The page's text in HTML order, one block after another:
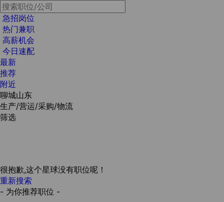
急招岗位
热门兼职
高薪机会
今日速配
最新
推荐
附近
聊城山东
生产/营运/采购/物流
筛选
很抱歉,这个星球没有职位呢！
重新搜索
- 为你推荐职位 -